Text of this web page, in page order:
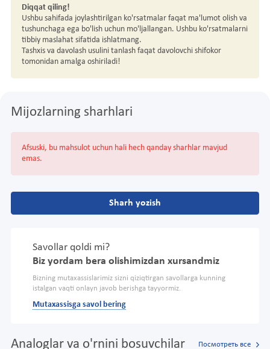
Diqqat qiling!
Ushbu sahifada joylashtirilgan ko'rsatmalar faqat ma'lumot olish va
tushunchaga ega bo'lish uchun mo'ljallangan. Ushbu ko'rsatmalarni
tibbiy maslahat sifatida ishlatmang.
Tashxis va davolash usulini tanlash faqat davolovchi shifokor
tomonidan amalga oshiriladi!
Mijozlarning sharhlari
Afsuski, bu mahsulot uchun hali hech qanday sharhlar mavjud
emas.
Sharh yozish
Savollar qoldi mi?
Biz yordam bera olishimizdan xursandmiz
Bizning mutaxassislarimiz sizni qiziqtirgan savollarga kunning
istalgan vaqti onlayn javob berishga tayyormiz.
Mutaxassisga savol bering
Analoglar va o'rnini bosuvchilar Посмотреть все